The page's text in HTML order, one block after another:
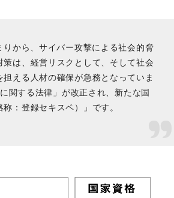
から、サイバー攻撃による社会的脅
は、経営リスクとして、そして社会
える人材の確保が急務となっていま
関する法律」が改正され、新たな国
：登録セキスペ）」です。